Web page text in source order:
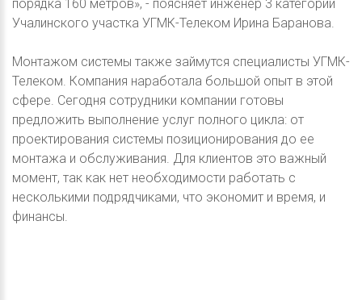
порядка 160 метров», - поясняет инженер 3 категории
Учалинского участка УГМК-Телеком Ирина Баранова.
Монтажом системы также займутся специалисты УГМК-
Телеком. Компания наработала большой опыт в этой
сфере. Сегодня сотрудники компании готовы
предложить выполнение услуг полного цикла: от
проектирования системы позиционирования до ее
монтажа и обслуживания. Для клиентов это важный
момент, так как нет необходимости работать с
несколькими подрядчиками, что экономит и время, и
финансы.